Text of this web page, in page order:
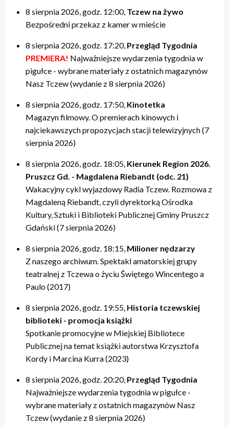
8 sierpnia 2026, godz. 12:00, Tczew na żywo
Bezpośredni przekaz z kamer w mieście
8 sierpnia 2026, godz. 17:20, Przegląd Tygodnia
PREMIERA! Najważniejsze wydarzenia tygodnia w
pigułce - wybrane materiały z ostatnich magazynów
Nasz Tczew (wydanie z 8 sierpnia 2026)
8 sierpnia 2026, godz. 17:50, Kinotetka
Magazyn filmowy. O premierach kinowych i
najciekawszych propozycjach stacji telewizyjnych (7
sierpnia 2026)
8 sierpnia 2026, godz. 18:05, Kierunek Region 2026.
Pruszcz Gd. - Magdalena Riebandt (odc. 21)
Wakacyjny cykl wyjazdowy Radia Tczew. Rozmowa z
Magdaleną Riebandt, czyli dyrektorką Ośrodka
Kultury, Sztuki i Biblioteki Publicznej Gminy Pruszcz
Gdański (7 sierpnia 2026)
8 sierpnia 2026, godz. 18:15, Milioner nędzarzy
Z naszego archiwum. Spektakl amatorskiej grupy
teatralnej z Tczewa o życiu Świętego Wincentego a
Paulo (2017)
8 sierpnia 2026, godz. 19:55, Historia tczewskiej
biblioteki - promocja książki
Spotkanie promocyjne w Miejskiej Bibliotece
Publicznej na temat książki autorstwa Krzysztofa
Kordy i Marcina Kurra (2023)
8 sierpnia 2026, godz. 20:20, Przegląd Tygodnia
Najważniejsze wydarzenia tygodnia w pigułce -
wybrane materiały z ostatnich magazynów Nasz
Tczew (wydanie z 8 sierpnia 2026)